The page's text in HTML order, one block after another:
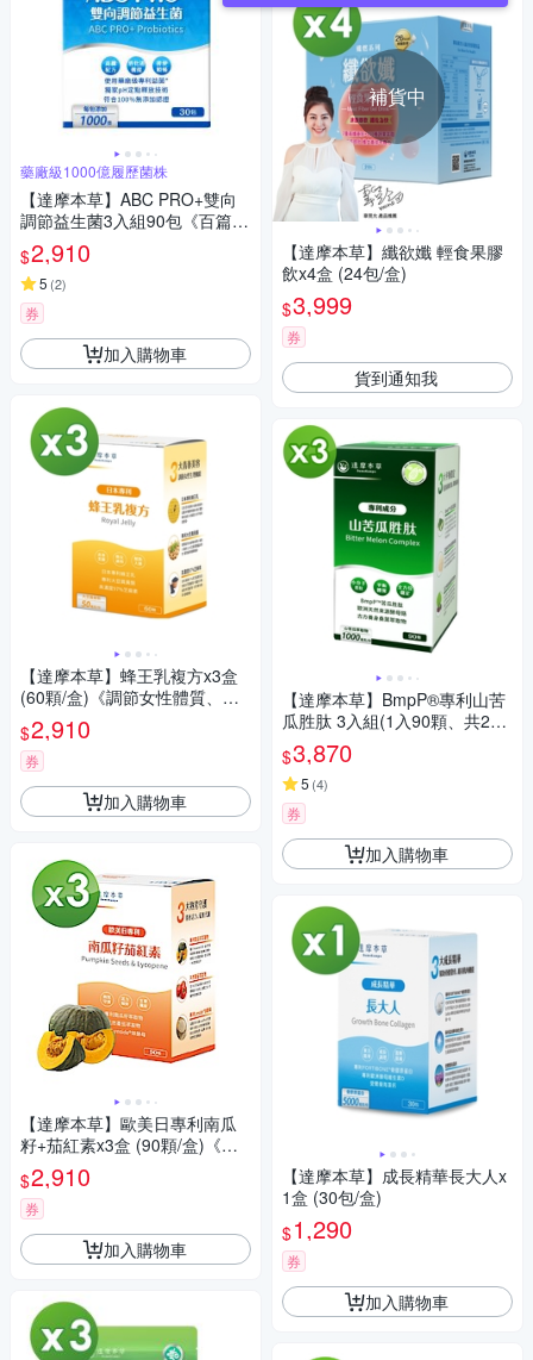
藥廠級1000億履歷菌株
【達摩本草】ABC PRO+雙向
調節益生菌3入組90包《百篇專
利、6種藥廠級專利菌、22篇臨
床研究》
$2,910
5 (2)
券
加入購物車
【達摩本草】蜂王乳複方x3盒
(60顆/盒)《調節女性體質、延
續青春》
$2,910
券
加入購物車
【達摩本草】歐美日專利南瓜
籽+茄紅素x3盒 (90顆/盒)《熟
男守護、活力暢快》
$2,910
券
加入購物車
補貨中
【達摩本草】纖欲孅 輕食果膠
飲x4盒 (24包/盒)
$3,999
券
貨到通知我
【達摩本草】BmpP®專利山苦
瓜胜肽 3入組(1入90顆、共270
顆)
$3,870
5 (4)
券
加入購物車
【達摩本草】成長精華長大人x
1盒 (30包/盒)
$1,290
券
加入購物車